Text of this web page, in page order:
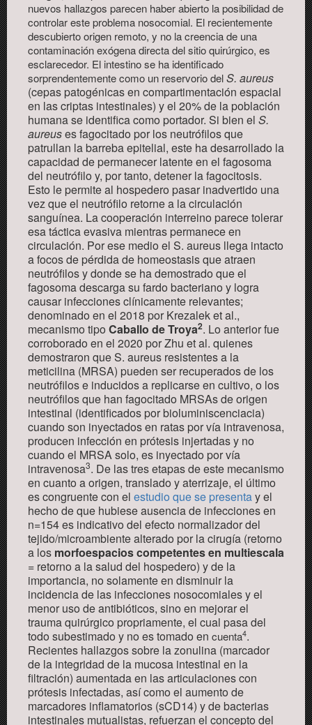
nuevos hallazgos parecen haber abierto la posibilidad de
controlar este problema nosocomial. El recientemente
descubierto origen remoto, y no la creencia de una
contaminación exógena directa del sitio quirúrgico, es
esclarecedor. El intestino se ha identificado
sorprendentemente como un reservorio delS. aureus
(cepas patogénicas en compartimentación espacial
en las criptas intestinales) y el 20% de la población
humana se identifica como portador. Si bien el S.
aureuses fagocitado por los neutrófilos que
patrullan la barreba epitelial, este ha desarrollado la
capacidad de permanecer latente en el fagosoma
del neutrófilo y, por tanto, detener la fagocitosis.
Esto le permite al hospedero pasar inadvertido una
vez que el neutrófilo retorne a la circulación
sanguínea. La cooperación interreino parece tolerar
esa táctica evasiva mientras permanece en
circulación. Por ese medio el S. aureus llega intacto
a focos de pérdida de homeostasis que atraen
neutrófilos y donde se ha demostrado que el
fagosoma descarga su fardo bacteriano y logra
causar infecciones clínicamente relevantes;
denominado en el 2018 por Krezalek et al.,
mecanismo tipo Caballo de Troya2. Lo anterior fue
corroborado en el 2020 por Zhu et al. quienes
demostraron queS. aureus resistentes a la
meticilina (MRSA) pueden ser recuperados de los
neutrófilos e inducidos a replicarse en cultivo, o los
neutrófilos que han fagocitado MRSAs de origen
intestinal (identificados por bioluminiscenciacia)
cuando son inyectados en ratas por vía intravenosa,
producen infección en prótesis injertadas y no
cuando el MRSA solo, es inyectado por vía
intravenosa3. De las tres etapas de este mecanismo
en cuanto a origen, translado y aterrizaje, el último
es congruente con el estudio que se presentay el
hecho de que hubiese ausencia de infecciones en
n=154 es indicativo del efecto normalizador del
tejido/microambiente alterado por la cirugía (retorno
a los morfoespacios competentes en multiescala
= retorno a la salud del hospedero) y de la
importancia, no solamenteen disminuir la
incidencia de las infecciones nosocomiales y el
menor uso de antibióticos, sino en mejorar el
trauma quirúrgico propriamente, el cual pasa del
todo subestimado y no es tomado en cuenta4.
Recientes hallazgos sobre la zonulina (marcador
de la integridad de la mucosa intestinal en la
filtración) aumentada en las articulaciones con
prótesis infectadas, así como el aumento de
marcadores inflamatorios (sCD14) y de bacterias
intestinales mutualistas, refuerzan el concepto del